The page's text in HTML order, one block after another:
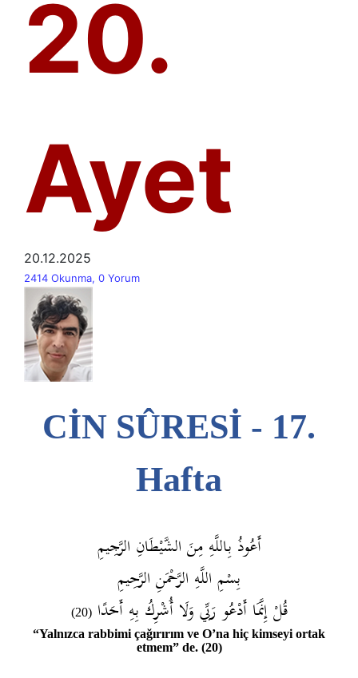
20.
Ayet
20.12.2025
2414 Okunma, 0 Yorum
CİN SÛRESİ - 17.
Hafta
أَعُوذُ بِاللَّهِ مِنَ الشَّيْطَانِ الرَّجِيمِ
بِسْمِ اللَّهِ الرَّحْمَنِ الرَّحِيمِ
قُلْ إِنَّمَا أَدْعُو رَبِّي وَلَا أُشْرِكُ بِهِ أَحَدًا(20)
“Yalnızca rabbimi çağırırım ve O’na hiç kimseyi ortak
etmem” de. (20)